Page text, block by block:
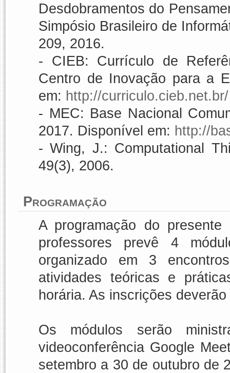
Desdobramentos do
Simpósio Brasileiro de
209, 2016.
- CIEB: Currículo de
Centro de Inovação para a
em: http://curriculo.cieb.net.br/
- MEC: Base Nacional
2017. Disponível em: http://
- Wing, J.: Computational
49(3), 2006.
Programação
A programação do
professores prevê 4
organizado em 3
atividades teóricas e
horária. As inscrições
Os módulos serão
videoconferência Google
setembro a 30 de outubro de